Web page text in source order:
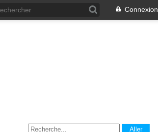
Connexion